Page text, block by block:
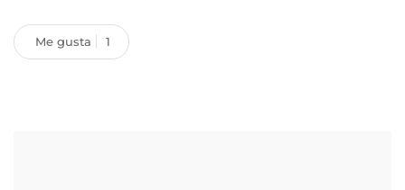
Me gusta 1